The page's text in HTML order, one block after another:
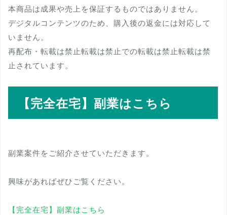
本商品は成果や売上を保証するものではありません。
デジタルコンテンツのため、購入後の返金には対応して
いません。
再配布・転載は禁止転載は禁止での転載は禁止転載は禁
止されています。
【完全在宅】副業はこちら
副業案件をご紹介させていただきます。
興味があればぜひご覧ください。
【完全在宅】副業はこちら